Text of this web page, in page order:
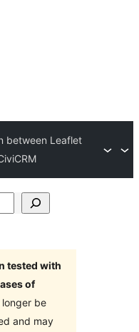
between Leaflet
tested with
of
be
and may